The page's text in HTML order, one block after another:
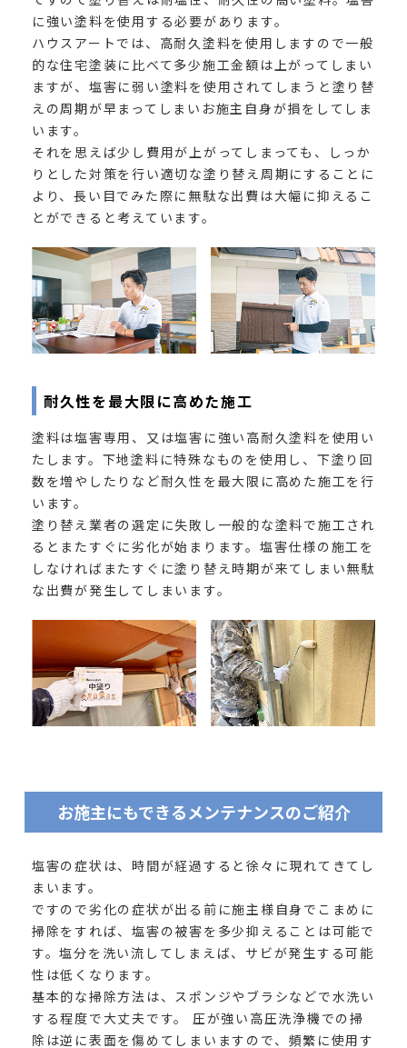
に強い塗料を使用する必要があります。
ハウスアートでは、高耐久塗料を使用しますので一般
的な住宅塗装に比べて多少施工金額は上がってしまい
ますが、塩害に弱い塗料を使用されてしまうと塗り替
えの周期が早まってしまいお施主自身が損をしてしま
います。
それを思えば少し費用が上がってしまっても、しっか
りとした対策を行い適切な塗り替え周期にすることに
より、長い目でみた際に無駄な出費は大幅に抑えるこ
とができると考えています。
耐久性を最大限に高めた施工
塗料は塩害専用、又は塩害に強い高耐久塗料を使用い
たします。下地塗料に特殊なものを使用し、下塗り回
数を増やしたりなど耐久性を最大限に高めた施工を行
います。
塗り替え業者の選定に失敗し一般的な塗料で施工され
るとまたすぐに劣化が始まります。塩害仕様の施工を
しなければまたすぐに塗り替え時期が来てしまい無駄
な出費が発生してしまいます。
お施主にもできるメンテナンスのご紹介
塩害の症状は、時間が経過すると徐々に現れてきてし
まいます。
ですので劣化の症状が出る前に施主様自身でこまめに
掃除をすれば、塩害の被害を多少抑えることは可能で
す。塩分を洗い流してしまえば、サビが発生する可能
性は低くなります。
基本的な掃除方法は、スポンジやブラシなどで水洗い
する程度で大丈夫です。 圧が強い高圧洗浄機での掃
除は逆に表面を傷めてしまいますので、頻繁に使用す